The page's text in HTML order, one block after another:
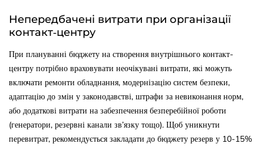
Непередбачені витрати при організації
контакт-центру
При плануванні бюджету на створення внутрішнього контакт-
центру потрібно враховувати неочікувані витрати, які можуть
включати ремонти обладнання, модернізацію систем безпеки,
адаптацію до змін у законодавстві, штрафи за невиконання норм,
або додаткові витрати на забезпечення безперебійної роботи
(генератори, резервні канали зв’язку тощо). Щоб уникнути
перевитрат, рекомендується закладати до бюджету резерв у 10-15%